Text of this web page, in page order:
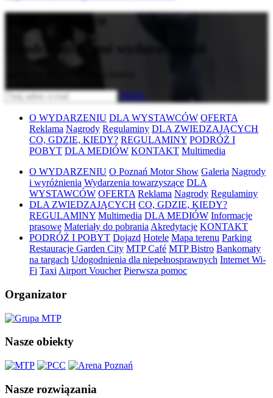
Bądź na bieżąco
z nadchodzącymi wydarzeniami
Wyślij
O WYDARZENIU DLA WYSTAWCÓW OFERTA
Reklama Nagrody Regulaminy DLA ZWIEDZAJĄCYCH
CO, GDZIE, KIEDY? REGULAMINY PODRÓŻ I
POBYT DLA MEDIÓW KONTAKT Multimedia
O WYDARZENIU O Poznań Motor Show Galeria Nagrody
i wyróżnienia Wydarzenia towarzyszące DLA
WYSTAWCÓW OFERTA Reklama Nagrody Regulaminy
DLA ZWIEDZAJĄCYCH CO, GDZIE, KIEDY?
REGULAMINY Multimedia DLA MEDIÓW Informacje
prasowe Materiały do pobrania Akredytacje KONTAKT
PODRÓŻ I POBYT Dojazd Hotele Mapa terenu Parking
Restauracje Garden City MTP Café MTP Bistro Bankomaty
na targach Udogodnienia dla niepełnosprawnych Internet Wi-
Fi Taxi Airport Voucher Pierwsza pomoc
Organizator
Nasze obiekty
Nasze rozwiązania